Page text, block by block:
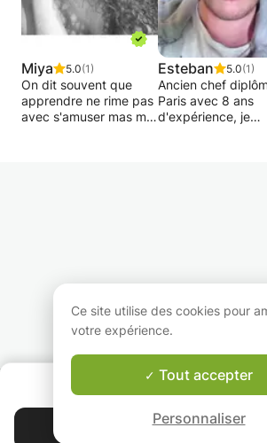
Miya 5.0(1)
On dit souvent que
apprendre ne rime pas
avec s'amuser mas moi
Esteban 5.0(1)
Ancien chef
Paris avec 8 ans
d'expérience, je
soirée entre amis,
romantique).
Garantie Le-Bon-Prof
Contacter Thomas
Ce site utilise des cookies pour
votre expérience.
Tout accepter
Personnaliser